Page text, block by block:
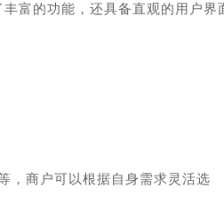
富的功能，还具备直观的用户界
，商户可以根据自身需求灵活选